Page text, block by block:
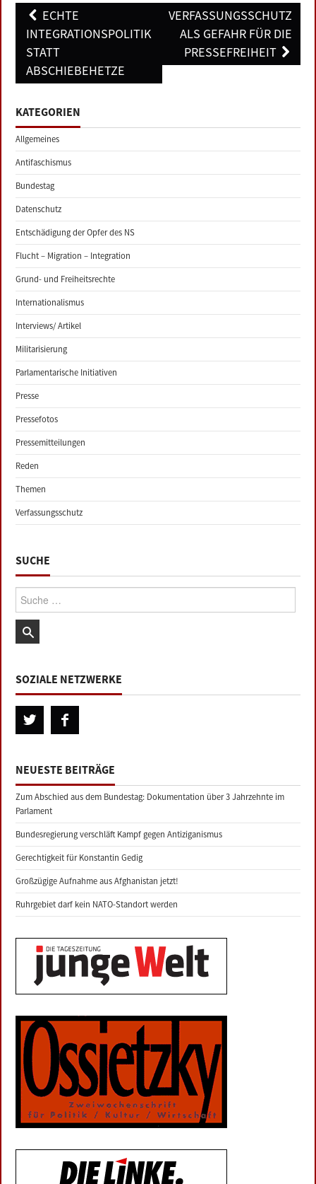
Post
navigation
ECHTE
INTEGRATIONSPOLITIK
STATT
ABSCHIEBEHETZE
VERFASSUNGSSCHUTZ
ALS GEFAHR FÜR DIE
PRESSEFREIHEIT
KATEGORIEN
Allgemeines
Antifaschismus
Bundestag
Datenschutz
Entschädigung der Opfer des NS
Flucht – Migration – Integration
Grund- und Freiheitsrechte
Internationalismus
Interviews/ Artikel
Militarisierung
Parlamentarische Initiativen
Presse
Pressefotos
Pressemitteilungen
Reden
Themen
Verfassungsschutz
SUCHE
Suche:
SOZIALE NETZWERKE
NEUESTE BEITRÄGE
Zum Abschied aus dem Bundestag: Dokumentation über 3 Jahrzehnte im
Parlament
Bundesregierung verschläft Kampf gegen Antiziganismus
Gerechtigkeit für Konstantin Gedig
Großzügige Aufnahme aus Afghanistan jetzt!
Ruhrgebiet darf kein NATO-Standort werden